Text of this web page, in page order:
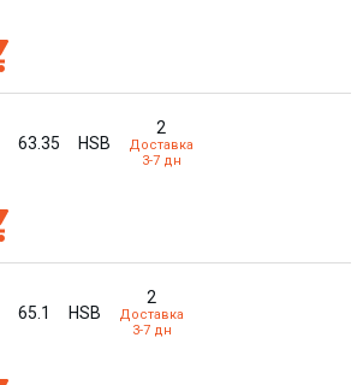
63.35 HSB
2
Доставка
3-7 дн
65.1 HSB
2
Доставка
3-7 дн